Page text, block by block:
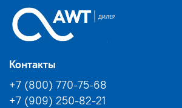
Контакты
+7 (800) 770-75-68
+7 (909) 250-82-21